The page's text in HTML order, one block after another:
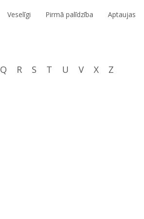
Veselīgi Pirmā palīdzība Aptaujas
Q R S T U V X Z